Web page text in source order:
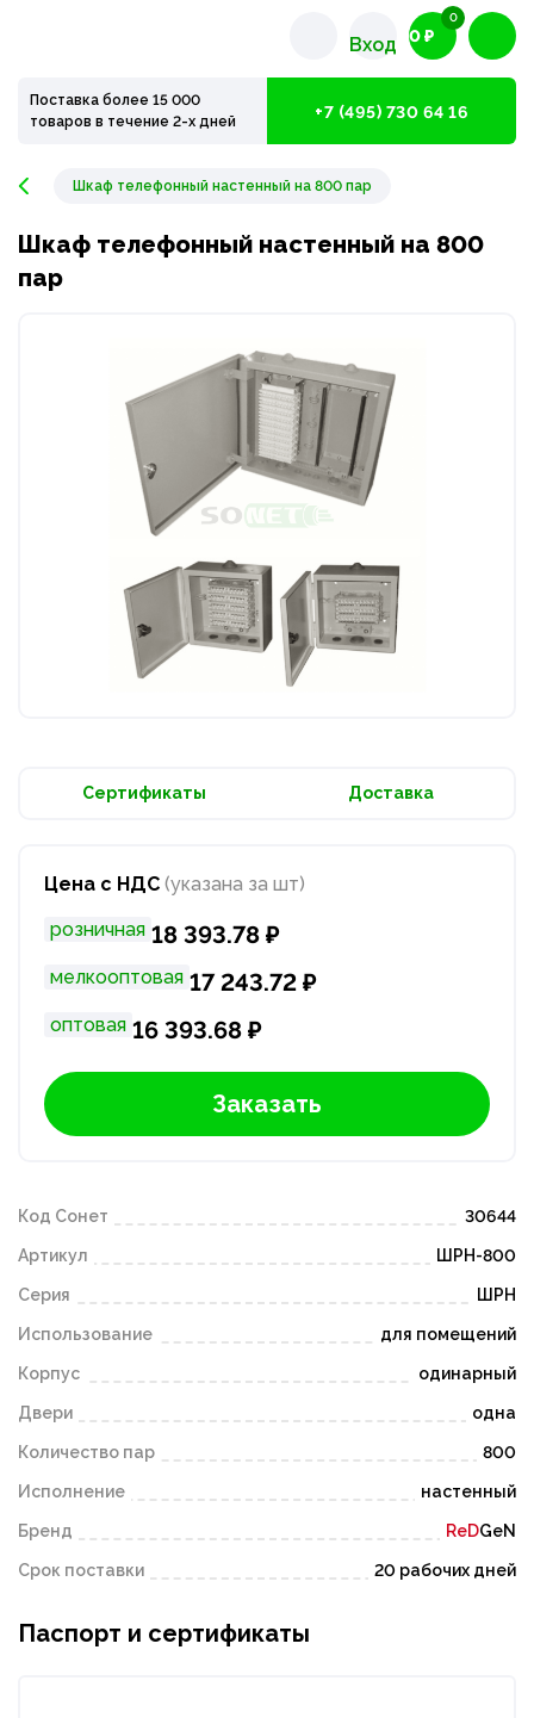
Вход 0 ₽
0
Поставка более 15 000
товаров в течение 2-х дней
+7 (495) 730 64 16
Шкаф телефонный настенный на 800 пар
Шкаф телефонный настенный на 800
пар
Сертификаты Доставка
Цена с НДС (указана за шт)
розничная 18 393.78 ₽
мелкооптовая 17 243.72 ₽
оптовая 16 393.68 ₽
Заказать
Код Сонет 30644
Артикул ШРН-800
Серия ШРН
Использование для помещений
Корпус одинарный
Двери одна
Количество пар 800
Исполнение настенный
Бренд ReDGeN
Срок поставки 20 рабочих дней
Паспорт и сертификаты